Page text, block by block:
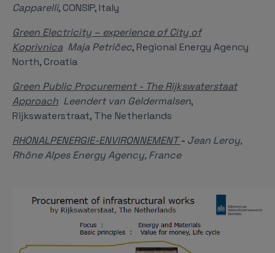
Capparelli, CONSIP, Italy
Green Electricity – experience of City of
Koprivnica Maja Petričec, Regional Energy Agency
North, Croatia
Green Public Procurement - The Rijkswaterstaat
Approach Leendert van Geldermalsen,
Rijkswaterstraat, The Netherlands
RHONALPENERGIE-ENVIRONNEMENT- Jean Leroy,
Rhône Alpes Energy Agency, France